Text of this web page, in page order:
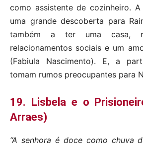
como assistente de cozinheiro.
uma grande descoberta para
também a ter uma casa,
relacionamentos sociais e um
(Fabiula Nascimento). E, a
tomam rumos preocupantes para
19. Lisbela e o
Arraes)
“A senhora é doce como chuva